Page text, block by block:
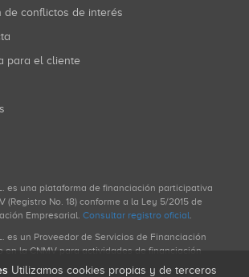
de conflictos de interés
para el cliente
es una plataforma de financiación participativa
(Registro No. 18) conforme a la Ley 5/2015 de
Empresarial. Consultar registro oficial.
es un Proveedor de Servicios de Financiación
en la CNMV para actividades de financiación
Utilizamos cookies propias y de terceros